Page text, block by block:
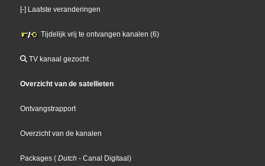
[-] Laatste veranderingen
Tijdelijk vrij te ontvangen kanalen (6)
TV kanaal gezocht
Overzicht van de satellieten
Ontvangstrapport
Overzicht van de kanalen
Packages ( Dutch - Canal Digitaal)